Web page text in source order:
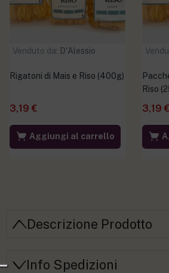
Venduto da: D'Alessio
Rigatoni di Mais e Riso (400g)
3,19 €
Aggiungi al carrello
Riso
3,19 €
Descrizione Prodotto
Info Spedizioni